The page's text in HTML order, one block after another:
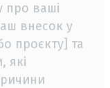
про ваші
внесок у
проєкту] та
які